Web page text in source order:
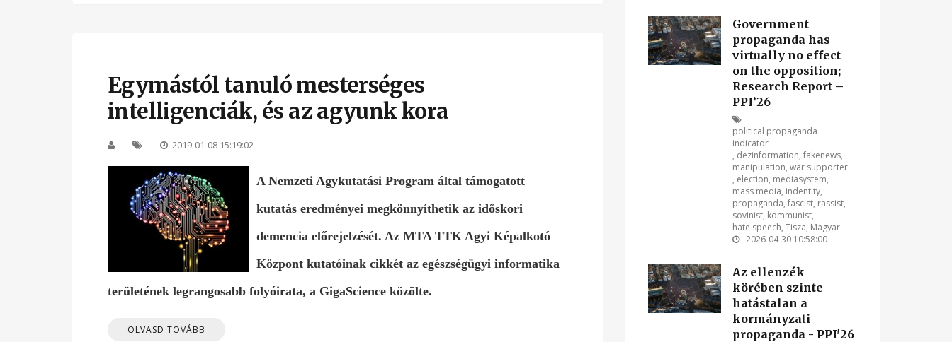
Egymástól tanuló mesterséges
intelligenciák, és az agyunk kora
2019-01-08 15:19:02
A Nemzeti Agykutatási Program által támogatott
kutatás eredményei megkönnyíthetik az időskori
demencia előrejelzését. Az MTA TTK Agyi Képalkotó
Központ kutatóinak cikkét az egészségügyi informatika
területének legrangosabb folyóirata, a GigaScience közölte.
OLVASD TOVÁBB
Government
propaganda has
virtually no effect
on the opposition;
Research Report –
PPI’26
political propaganda
indicator
, dezinformation, fakenews,
manipulation, war supporter
, election, mediasystem,
mass media, indentity,
propaganda, fascist, rassist,
sovinist, kommunist,
hate speech, Tisza, Magyar
2026-04-30 10:58:00
Az ellenzék
körében szinte
hatástalan a
kormányzati
propaganda - PPI'26